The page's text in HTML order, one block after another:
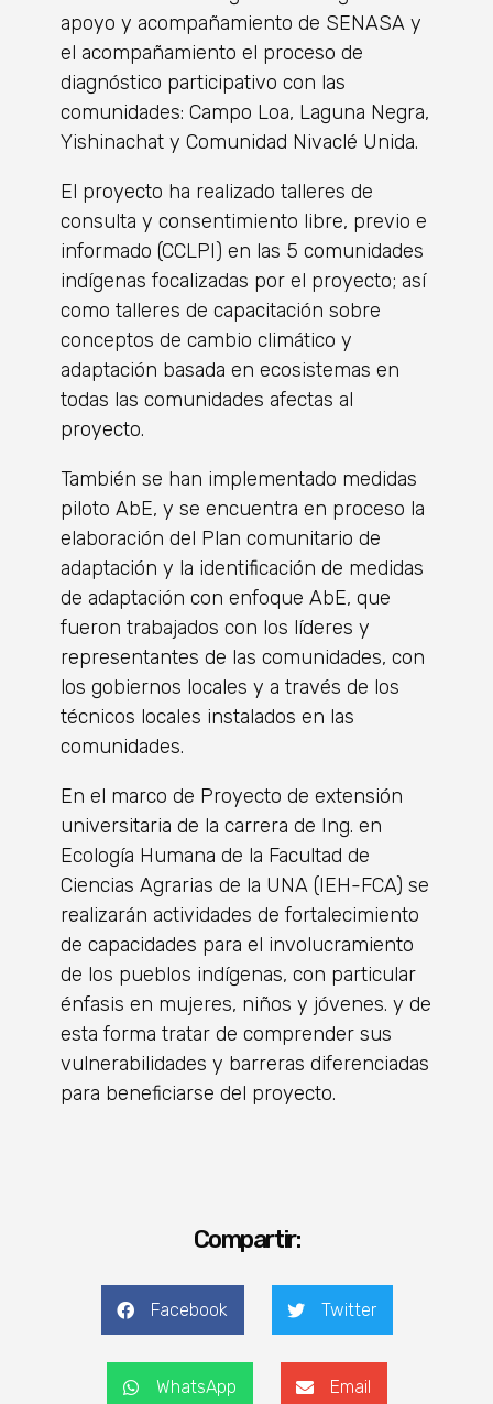
apoyo y acompañamiento de SENASA y
el acompañamiento el proceso de
diagnóstico participativo con las
comunidades: Campo Loa, Laguna Negra,
Yishinachat y Comunidad Nivaclé Unida.
El proyecto ha realizado talleres de
consulta y consentimiento libre, previo e
informado (CCLPI) en las 5 comunidades
indígenas focalizadas por el proyecto; así
como talleres de capacitación sobre
conceptos de cambio climático y
adaptación basada en ecosistemas en
todas las comunidades afectas al
proyecto.
También se han implementado medidas
piloto AbE, y se encuentra en proceso la
elaboración del Plan comunitario de
adaptación y la identificación de medidas
de adaptación con enfoque AbE, que
fueron trabajados con los líderes y
representantes de las comunidades, con
los gobiernos locales y a través de los
técnicos locales instalados en las
comunidades.
En el marco de Proyecto de extensión
universitaria de la carrera de Ing. en
Ecología Humana de la Facultad de
Ciencias Agrarias de la UNA (IEH-FCA) se
realizarán actividades de fortalecimiento
de capacidades para el involucramiento
de los pueblos indígenas, con particular
énfasis en mujeres, niños y jóvenes. y de
esta forma tratar de comprender sus
vulnerabilidades y barreras diferenciadas
para beneficiarse del proyecto.
Compartir:
Facebook Twitter
WhatsApp Email